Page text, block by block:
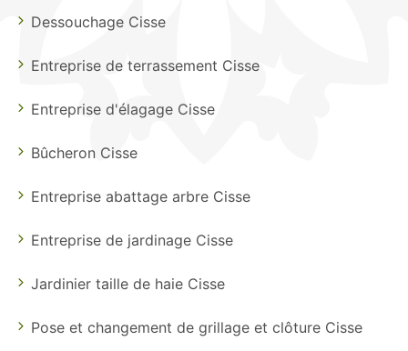
Dessouchage Cisse
Entreprise de terrassement Cisse
Entreprise d'élagage Cisse
Bûcheron Cisse
Entreprise abattage arbre Cisse
Entreprise de jardinage Cisse
Jardinier taille de haie Cisse
Pose et changement de grillage et clôture Cisse